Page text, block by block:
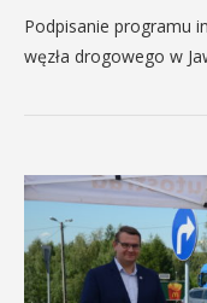
Podpisanie programu
węzła drogowego w